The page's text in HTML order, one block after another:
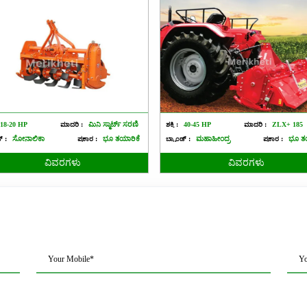
18-20 HP ಮಾದರಿ :
ಮಿನಿ ಸ್ಮಾರ್ಟ್ ಸರಣಿ
:
ಸೋನಾಲಿಕಾ ಪ್ರಕಾರ : ಭೂ ತಯಾರಿಕೆ
ವಿವರಗಳು
ಶಕ್ತಿ : 40-45 HP ಮಾದರಿ :
ZLX+ 185
ಬ್ರ್ಯಾಂಡ್ :
ಮಹಾಹೀಂದ್ರ ಪ್ರಕಾರ : ಭೂ
ವಿವರಗಳು
Your Mobile*